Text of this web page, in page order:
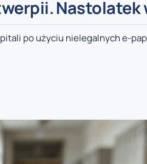
Nastolatek
po użyciu nielegalnych e-